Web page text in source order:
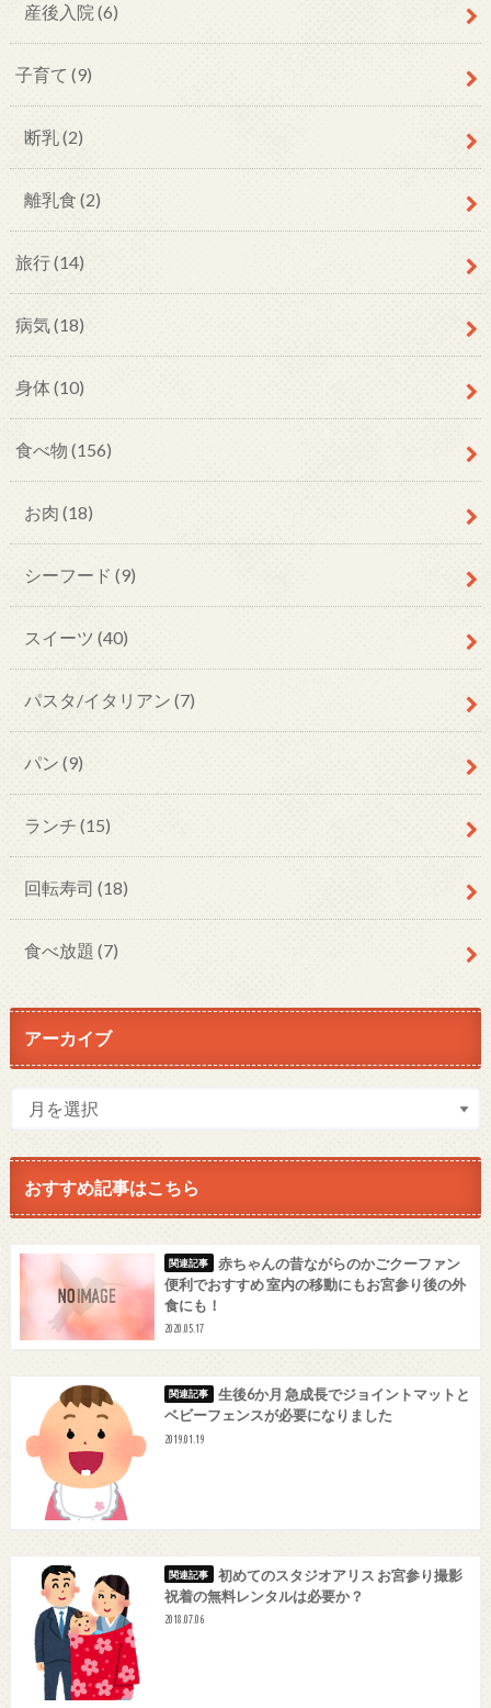
産後入院 (6)
子育て (9)
断乳(2)
離乳食 (2)
旅行(14)
病気(18)
身体(10)
食べ物 (156)
お肉 (18)
シーフード (9)
スイーツ (40)
パスタ/イタリアン (7)
パン (9)
ランチ (15)
回転寿司 (18)
食べ放題 (7)
アーカイブ
おすすめ記事はこちら
赤ちゃんの昔ながらのかごクーファン
便利でおすすめ 室内の移動にもお宮参り後の外
食にも！
2020.05.17
生後6か月 急成長でジョイントマットと
ベビーフェンスが必要になりました
2019.01.19
初めてのスタジオアリス お宮参り撮影
祝着の無料レンタルは必要か？
2018.07.06